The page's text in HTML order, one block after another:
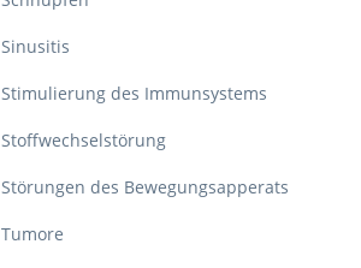
Sinusitis
Stimulierung des Immunsystems
Stoffwechselstörung
Störungen des Bewegungsapperats
Tumore